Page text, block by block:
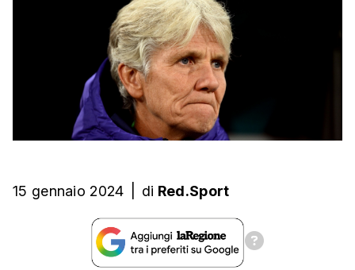
15 gennaio 2024 di Red.Sport